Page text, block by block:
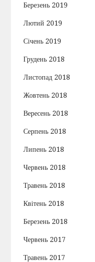
Березень 2019
Лютий 2019
Січень 2019
Грудень 2018
Листопад 2018
Жовтень 2018
Вересень 2018
Серпень 2018
Липень 2018
Червень 2018
Травень 2018
Квітень 2018
Березень 2018
Червень 2017
Травень 2017